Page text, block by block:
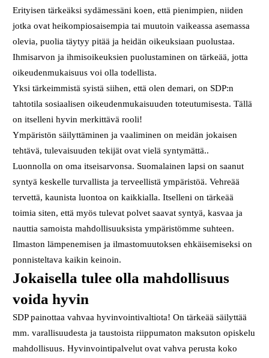
Erityisen tärkeäksi sydämessäni koen, että pienimpien, niiden
jotka ovat heikompiosaisempia tai muutoin vaikeassa asemassa
olevia, puolia täytyy pitää ja heidän oikeuksiaan puolustaa.
Ihmisarvon ja ihmisoikeuksien puolustaminen on tärkeää, jotta
oikeudenmukaisuus voi olla todellista.
Yksi tärkeimmistä syistä siihen, että olen demari, on SDP:n
tahtotila sosiaalisen oikeudenmukaisuuden toteutumisesta. Tällä
on itselleni hyvin merkittävä rooli!
Ympäristön säilyttäminen ja vaaliminen on meidän jokaisen
tehtävä, tulevaisuuden tekijät ovat vielä syntymättä..
Luonnolla on oma itseisarvonsa. Suomalainen lapsi on saanut
syntyä keskelle turvallista ja terveellistä ympäristöä. Vehreää
tervettä, kaunista luontoa on kaikkialla. Itselleni on tärkeää
toimia siten, että myös tulevat polvet saavat syntyä, kasvaa ja
nauttia samoista mahdollisuuksista ympäristömme suhteen.
Ilmaston lämpenemisen ja ilmastomuutoksen ehkäisemiseksi on
ponnisteltava kaikin keinoin.
Jokaisella tulee olla mahdollisuus
voida hyvin
SDP painottaa vahvaa hyvinvointivaltiota! On tärkeää säilyttää
mm. varallisuudesta ja taustoista riippumaton maksuton opiskelu
mahdollisuus. Hyvinvointipalvelut ovat vahva perusta koko